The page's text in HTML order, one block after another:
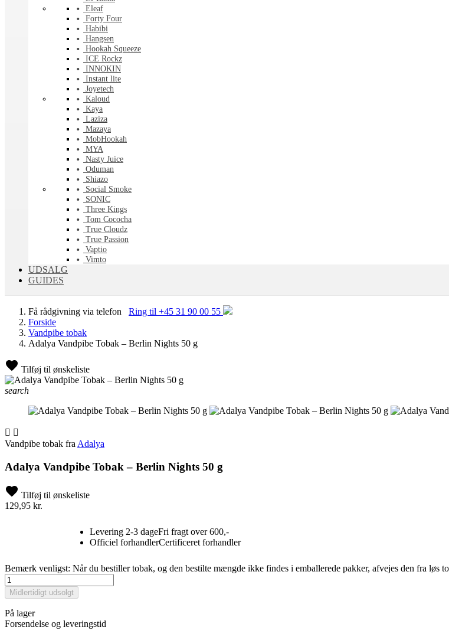
Eleaf
Forty Four
Habibi
Hangsen
Hookah Squeeze
ICE Rockz
INNOKIN
Instant lite
Joyetech
Kaloud
Kaya
Laziza
Mazaya
MobHookah
MYA
Nasty Juice
Oduman
Shiazo
Social Smoke
SONIC
Three Kings
Tom Cococha
True Cloudz
True Passion
Vaptio
Vimto
UDSALG
GUIDES
Få rådgivning via telefon
Ring til +45 31 90 00 55
Forside
Vandpibe tobak
Adalya Vandpibe Tobak – Berlin Nights 50 g
Tilføj til ønskeliste
search
 
Vandpibe tobak fra Adalya
Adalya Vandpibe Tobak – Berlin Nights 50 g
Tilføj til ønskeliste
129,95 kr.
Levering 2-3 dageFri fragt over 600,-
Officiel forhandlerCertificeret forhandler
Bemærk venligst: Når du bestiller tobak, og den bestilte mængde ikke findes i emballerede pakker, afvejes den fra løs
Midlertidigt udsolgt
På lager
Forsendelse og leveringstid